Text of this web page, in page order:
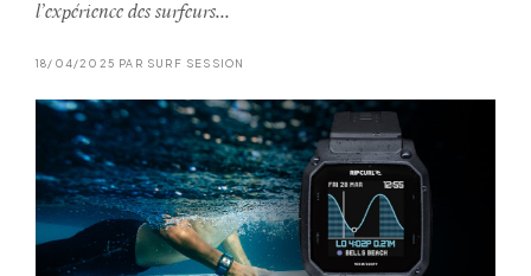
l’expérience des surfeurs...
18/04/2025 PAR SURF SESSION